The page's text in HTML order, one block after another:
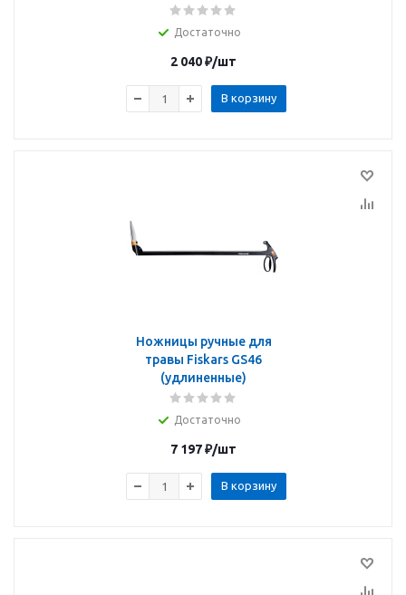
Достаточно
2 040₽/шт
В корзину
Ножницы ручные для
травы Fiskars GS46
(удлиненные)
Достаточно
7 197₽/шт
В корзину